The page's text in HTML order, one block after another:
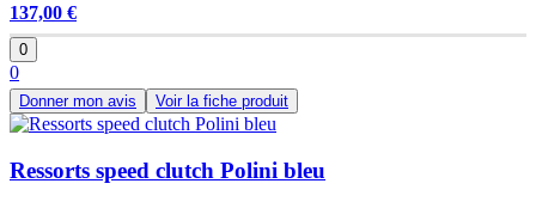
137,00 €
0
0
Donner mon avis Voir la fiche produit
Ressorts speed clutch Polini bleu